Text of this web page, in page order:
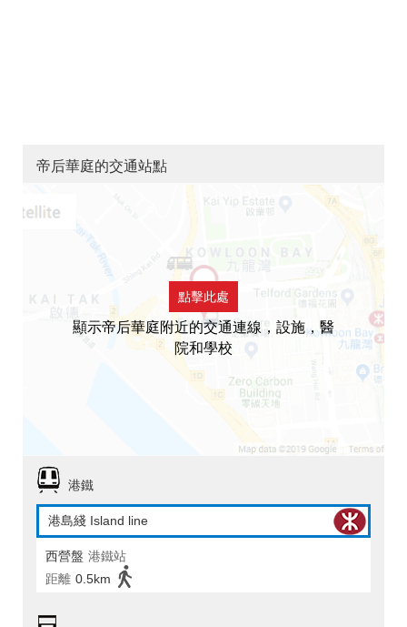
帝后華庭的交通站點
點擊此處
顯示帝后華庭附近的交通連線，設施，醫
院和學校
港鐵
港島綫 Island line
西營盤 港鐵站
距離 0.5km